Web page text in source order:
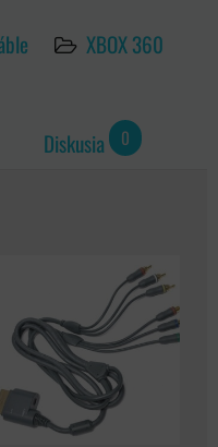
XBOX 360
Diskusia 0